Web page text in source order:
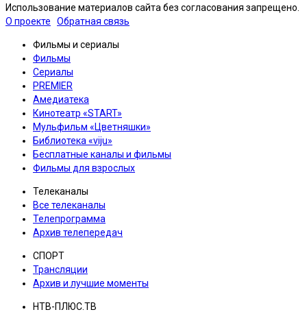
Использование материалов сайта без согласования запрещено.
О проекте
Обратная связь
Фильмы и сериалы
Фильмы
Сериалы
PREMIER
Амедиатека
Кинотеатр «START»
Мульфильм «Цветняшки»
Библиотека «viju»
Бесплатные каналы и фильмы
Фильмы для взрослых
Телеканалы
Все телеканалы
Телепрограмма
Архив телепередач
СПОРТ
Трансляции
Архив и лучшие моменты
НТВ-ПЛЮС.ТВ